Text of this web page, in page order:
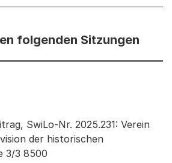
folgenden Sitzungen
Sitzungen: Informationen
SwiLo-Nr. 2025.231: Verein
der historischen
3/3 8500